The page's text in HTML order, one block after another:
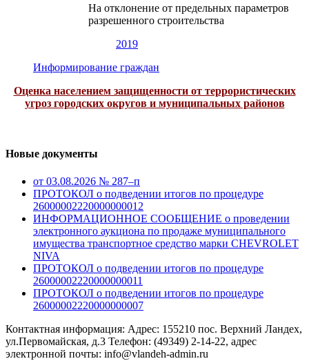
На отклонение от предельных параметров
разрешенного строительства
2019
Информирование граждан
Оценка населением защищенности от террористических
угроз городских округов и муниципальных районов
Новые документы
от 03.08.2026 № 287–п
ПРОТОКОЛ о подведении итогов по процедуре
26000002220000000012
ИНФОРМАЦИОННОЕ СООБЩЕНИЕ о проведении
электронного аукциона по продаже муниципального
имущества транспортное средство марки CHEVROLET
NIVA
ПРОТОКОЛ о подведении итогов по процедуре
26000002220000000011
ПРОТОКОЛ о подведении итогов по процедуре
26000002220000000007
Контактная информация: Адрес: 155210 пос. Верхний Ландех,
ул.Первомайская, д.3 Телефон: (49349) 2-14-22, адрес
электронной почты: info@vlandeh-admin.ru